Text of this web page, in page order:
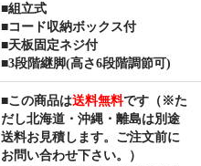
■組立式
■コード収納ボックス付
■天板固定ネジ付
■3段階継脚(高さ6段階調節可)
■この商品は送料無料です（※た
だし北海道・沖縄・離島は別途
送料お見積します。ご注文前に
お問い合わせ下さい。）